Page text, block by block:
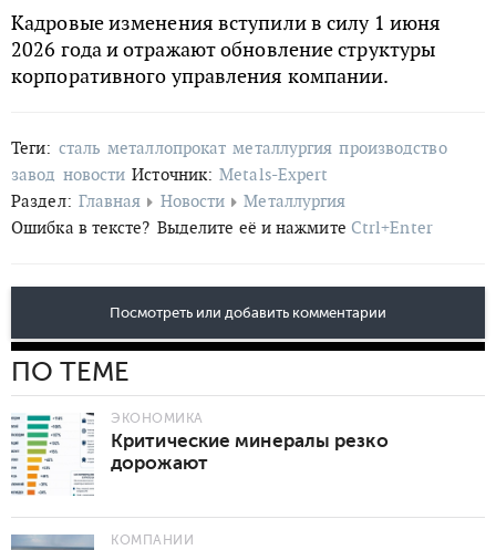
Кадровые изменения вступили в силу 1 июня
2026 года и отражают обновление структуры
корпоративного управления компании.
Теги: сталь металлопрокат металлургия производство
завод новости Источник: Metals-Expert
Раздел: Главная Новости
Металлургия
Ошибка в тексте? Выделите её и нажмите Ctrl+Enter
Посмотреть или добавить комментарии
ПО ТЕМЕ
ЭКОНОМИКА
Критические минералы резко
дорожают
КОМПАНИИ